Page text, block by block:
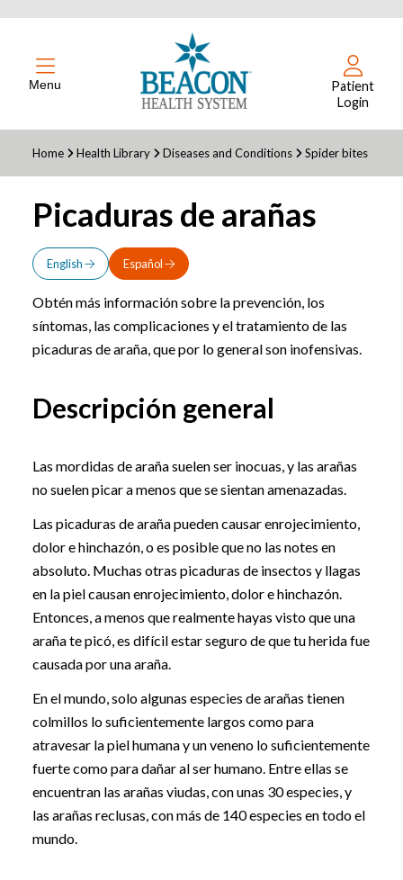
Menu
Patient
Login
Home Health Library Diseases and Conditions Spider bites
Picaduras de arañas
English Español
Obtén más información sobre la prevención, los
síntomas, las complicaciones y el tratamiento de las
picaduras de araña, que por lo general son inofensivas.
Descripción general
Las mordidas de araña suelen ser inocuas, y las arañas
no suelen picar a menos que se sientan amenazadas.
Las picaduras de araña pueden causar enrojecimiento,
dolor e hinchazón, o es posible que no las notes en
absoluto. Muchas otras picaduras de insectos y llagas
en la piel causan enrojecimiento, dolor e hinchazón.
Entonces, a menos que realmente hayas visto que una
araña te picó, es difícil estar seguro de que tu herida fue
causada por una araña.
En el mundo, solo algunas especies de arañas tienen
colmillos lo suficientemente largos como para
atravesar la piel humana y un veneno lo suficientemente
fuerte como para dañar al ser humano. Entre ellas se
encuentran las arañas viudas, con unas 30 especies, y
las arañas reclusas, con más de 140 especies en todo el
mundo.